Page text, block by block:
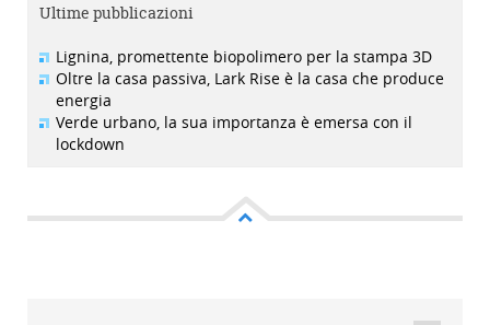
Ultime pubblicazioni
Lignina, promettente biopolimero per la stampa 3D
Oltre la casa passiva, Lark Rise è la casa che produce
energia
Verde urbano, la sua importanza è emersa con il
lockdown